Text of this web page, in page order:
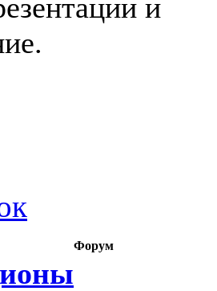
и
Форум